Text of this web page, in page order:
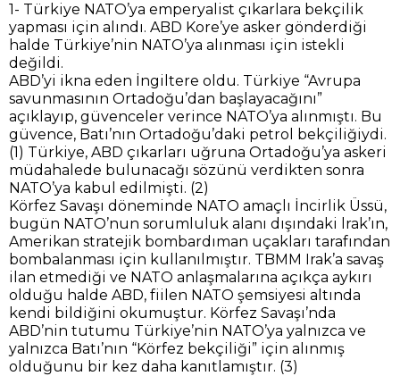
1- Türkiye NATO’ya emperyalist çıkarlara bekçilik
yapması için alındı. ABD Kore’ye asker gönderdiği
halde Türkiye’nin NATO’ya alınması için istekli
değildi.
ABD’yi ikna eden İngiltere oldu. Türkiye “Avrupa
savunmasının Ortadoğu’dan başlayacağını”
açıklayıp, güvenceler verince NATO’ya alınmıştı. Bu
güvence, Batı’nın Ortadoğu’daki petrol bekçiliğiydi.
(1) Türkiye, ABD çıkarları uğruna Ortadoğu’ya askeri
müdahalede bulunacağı sözünü verdikten sonra
NATO’ya kabul edilmişti. (2)
Körfez Savaşı döneminde NATO amaçlı İncirlik Üssü,
bugün NATO’nun sorumluluk alanı dışındaki lrak’ın,
Amerikan stratejik bombardıman uçakları tarafından
bombalanması için kullanılmıştır. TBMM Irak’a savaş
ilan etmediği ve NATO anlaşmalarına açıkça aykırı
olduğu halde ABD, fiilen NATO şemsiyesi altında
kendi bildiğini okumuştur. Körfez Savaşı’nda
ABD’nin tutumu Türkiye’nin NATO’ya yalnızca ve
yalnızca Batı’nın “Körfez bekçiliği” için alınmış
olduğunu bir kez daha kanıtlamıştır. (3)